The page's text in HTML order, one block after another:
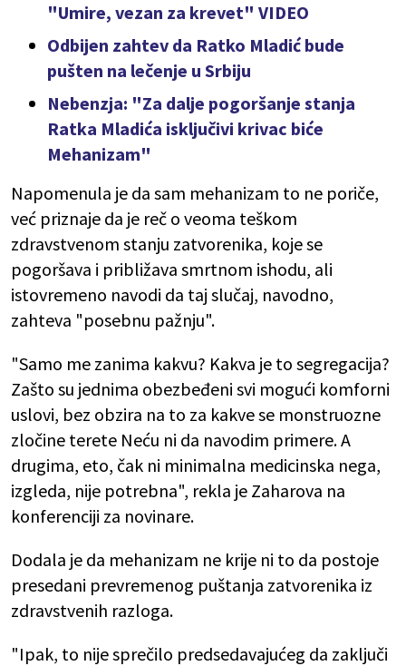
"Umire, vezan za krevet" VIDEO
Odbijen zahtev da Ratko Mladić bude
pušten na lečenje u Srbiju
Nebenzja: "Za dalje pogoršanje stanja
Ratka Mladića isključivi krivac biće
Mehanizam"
Napomenula je da sam mehanizam to ne poriče,
već priznaje da je reč o veoma teškom
zdravstvenom stanju zatvorenika, koje se
pogoršava i približava smrtnom ishodu, ali
istovremeno navodi da taj slučaj, navodno,
zahteva "posebnu pažnju".
"Samo me zanima kakvu? Kakva je to segregacija?
Zašto su jednima obezbeđeni svi mogući komforni
uslovi, bez obzira na to za kakve se monstruozne
zločine terete Neću ni da navodim primere. A
drugima, eto, čak ni minimalna medicinska nega,
izgleda, nije potrebna", rekla je Zaharova na
konferenciji za novinare.
Dodala je da mehanizam ne krije ni to da postoje
presedani prevremenog puštanja zatvorenika iz
zdravstvenih razloga.
"Ipak, to nije sprečilo predsedavajućeg da zaključi